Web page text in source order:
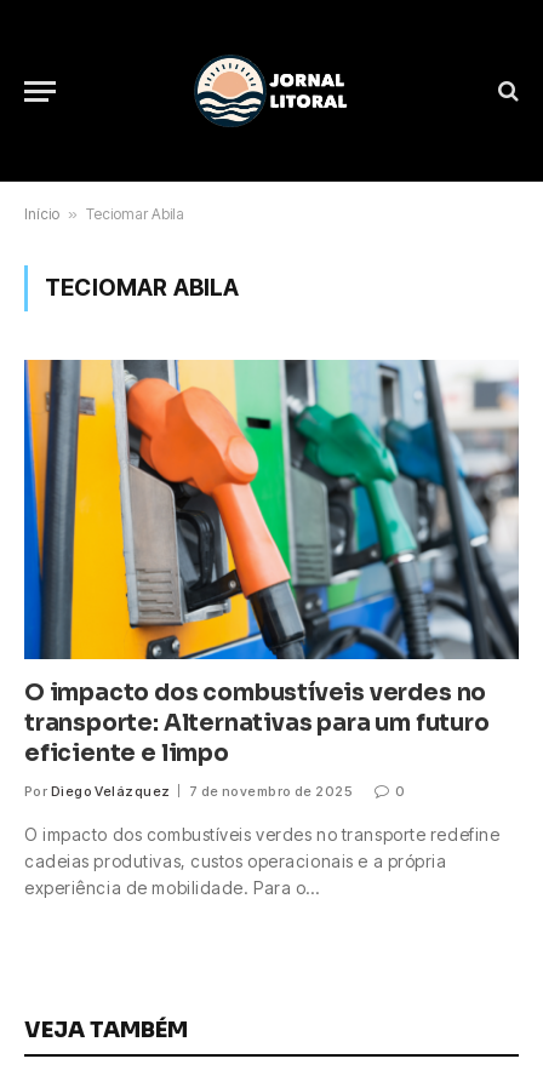
Início » Teciomar Abila
TECIOMAR ABILA
O impacto dos combustíveis verdes no
transporte: Alternativas para um futuro
eficiente e limpo
Por Diego Velázquez 7 de novembro de 2025 0
O impacto dos combustíveis verdes no transporte redefine
cadeias produtivas, custos operacionais e a própria
experiência de mobilidade. Para o…
VEJA TAMBÉM